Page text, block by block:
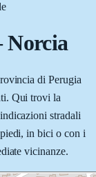
Norcia
di Perugia
Qui trovi la
stradali
in bici o con i
vicinanze.